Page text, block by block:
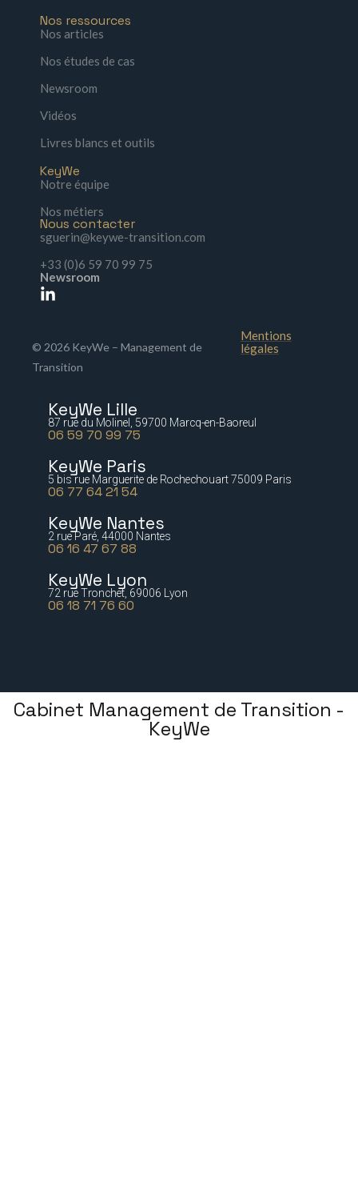
Nos ressources
Nos articles
Nos études de cas
Newsroom
Vidéos
Livres blancs et outils
KeyWe
Notre équipe
Nos métiers
Nous contacter
sguerin@keywe-transition.com
+33 (0)6 59 70 99 75
Newsroom
© 2026 KeyWe – Management de
Transition
Mentions
légales
KeyWe Lille
87 rue du Molinel, 59700 Marcq-en-Baoreul
06 59 70 99 75
KeyWe Paris
5 bis rue Marguerite de Rochechouart 75009 Paris
06 77 64 21 54
KeyWe Nantes
2 rue Paré, 44000 Nantes
06 16 47 67 88
KeyWe Lyon
72 rue Tronchet, 69006 Lyon
06 18 71 76 60
Cabinet Management de Transition -
KeyWe